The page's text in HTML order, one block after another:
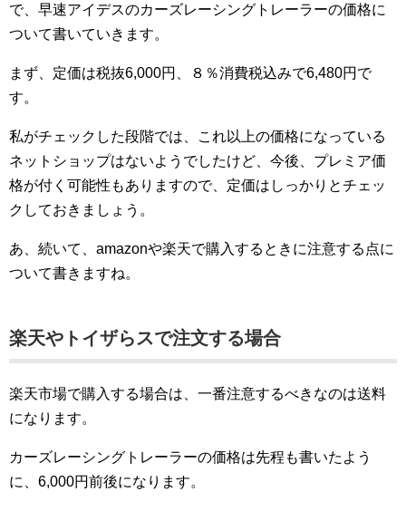
で、早速アイデスのカーズレーシングトレーラーの価格に
ついて書いていきます。
まず、定価は税抜6,000円、８％消費税込みで6,480円で
す。
私がチェックした段階では、これ以上の価格になっている
ネットショップはないようでしたけど、今後、プレミア価
格が付く可能性もありますので、定価はしっかりとチェッ
クしておきましょう。
あ、続いて、amazonや楽天で購入するときに注意する点に
ついて書きますね。
楽天やトイザらスで注文する場合
楽天市場で購入する場合は、一番注意するべきなのは送料
になります。
カーズレーシングトレーラーの価格は先程も書いたよう
に、6,000円前後になります。